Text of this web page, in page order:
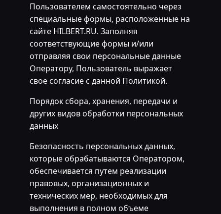
Пользователем самостоятельно через
специальные формы, расположенные на
сайте HILBERT.RU. Заполняя
соответствующие формы и/или
отправляя свои персональные данные
Оператору, Пользователь выражает
свое согласие с данной Политикой.
Порядок сбора, хранения, передачи и
других видов обработки персональных
данных
Безопасность персональных данных,
которые обрабатываются Оператором,
обеспечивается путем реализации
правовых, организационных и
технических мер, необходимых для
выполнения в полном объеме